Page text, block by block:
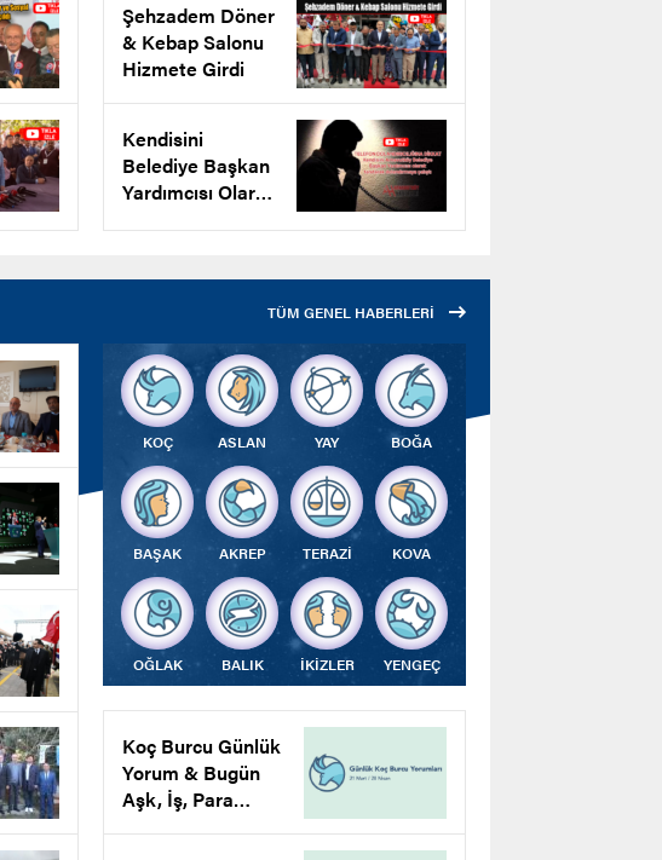
Şehzadem Döner
& Kebap Salonu
Hizmete Girdi
Kendisini
Belediye Başkan
Yardımcısı Olarak
TÜM GENEL HABERLERİ
KOÇ ASLAN YAY BOĞA
BAŞAK AKREP TERAZİ KOVA
OĞLAK BALIK İKİZLER YENGEÇ
Koç Burcu Günlük
Yorum & Bugün
Aşk, İş, Para